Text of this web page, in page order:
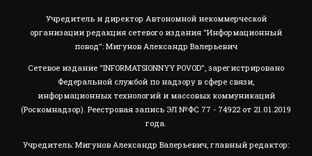
Учредитель и директор Автономной некоммерческой
организации редакция сетевого издания "Информационный
повод": Мигунов Александр Валерьевич
Сетевое издание "INFORMATSIONNYY POVOD", зарегистрировано
Федеральной службой по надзору в сфере связи,
информационных технологий и массовых коммуникаций
(Роскомнадзор). Реестровая запись ЭЛ №ФС 77 - 74922 от 21.01.2019
года.
Учредитель: Мигунов Александр Валерьевич, главный редактор: